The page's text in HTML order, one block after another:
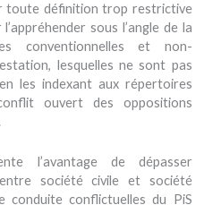
toute définition trop restrictive
sous l’angle de la
conventionnelles et non-
lesquelles ne sont pas
les indexant aux répertoires
ouvert des oppositions
l’avantage de dépasser
société civile et société
conduite conflictuelles du PiS